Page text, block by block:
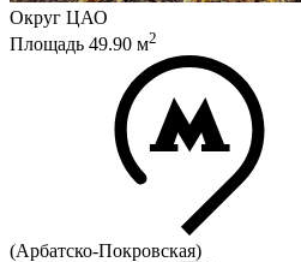
Округ ЦАО
Площадь 49.90 м2
(Арбатско-Покровская)